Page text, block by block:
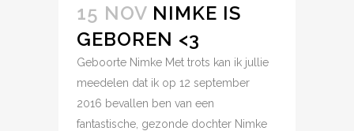
15 NOV NIMKE IS
GEBOREN <3
Geboorte Nimke Met trots kan ik jullie
meedelen dat ik op 12 september
2016 bevallen ben van een
fantastische, gezonde dochter Nimke